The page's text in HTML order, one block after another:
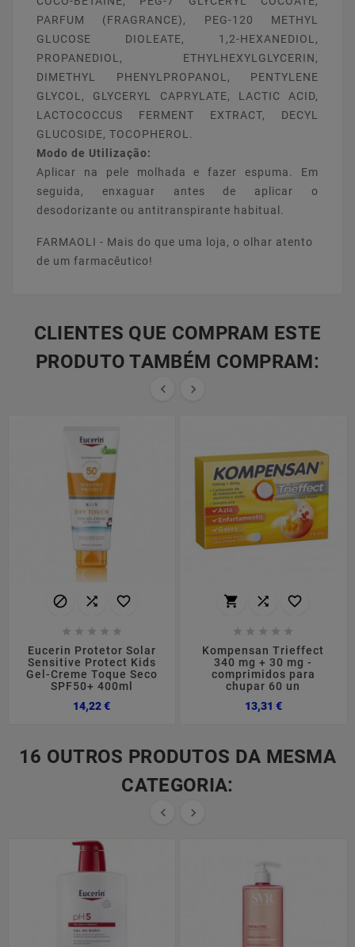
PARFUM (FRAGRANCE), PEG-120 METHYL
GLUCOSE DIOLEATE, 1,2-HEXANEDIOL,
PROPANEDIOL, ETHYLHEXYLGLYCERIN,
DIMETHYL PHENYLPROPANOL, PENTYLENE
GLYCOL, GLYCERYL CAPRYLATE, LACTIC ACID,
LACTOCOCCUS FERMENT EXTRACT, DECYL
GLUCOSIDE, TOCOPHEROL.
Modo de Utilização:
Aplicar na pele molhada e fazer espuma. Em
seguida, enxaguar antes de aplicar o
desodorizante ou antitranspirante habitual.
FARMAOLI - Mais do que uma loja, o olhar atento
de um farmacêutico!
CLIENTES QUE COMPRAM ESTE
PRODUTO TAMBÉM COMPRAM:
 
  
    
Eucerin Protetor Solar
Sensitive Protect Kids
Gel-Creme Toque Seco
SPF50+ 400ml
14,22 €Preço
  
    
Kompensan Trieffect
340 mg + 30 mg -
comprimidos para
chupar 60 un
13,31 €Preço
16 OUTROS PRODUTOS DA MESMA
CATEGORIA:
 